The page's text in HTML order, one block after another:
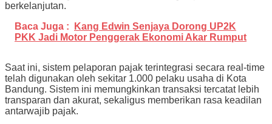
berkelanjutan.
Baca Juga :
Kang Edwin Senjaya Dorong UP2K
PKK Jadi Motor Penggerak Ekonomi Akar Rumput
Saat ini, sistem pelaporan pajak terintegrasi secara real-time
telah digunakan oleh sekitar 1.000 pelaku usaha di Kota
Bandung. Sistem ini memungkinkan transaksi tercatat lebih
transparan dan akurat, sekaligus memberikan rasa keadilan
antarwajib pajak.